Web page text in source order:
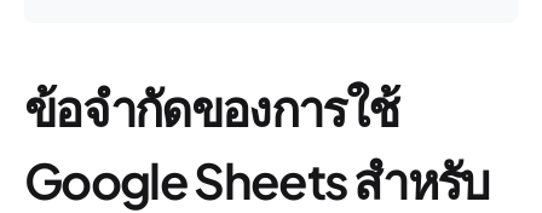
ข้อจำกัดของการใช้
Google Sheets สำหรับ